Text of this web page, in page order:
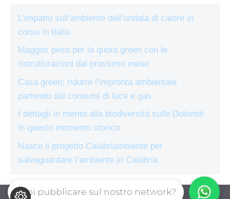
L’impatto sull’ambiente dell’ondata di calore in
corso in Italia
Maggior peso per la quota green con le
ristrutturazioni dal prossimo mese
Casa green: ridurre l’impronta ambientale
partendo dai consumi di luce e gas
I dettagli in merito alla biodiversità sulle Dolomiti
in questo momento storico
Nasce il progetto Calabriambiente per
salvaguardare l’ambiente in Calabria
Vuoi pubblicare sul nostro network?